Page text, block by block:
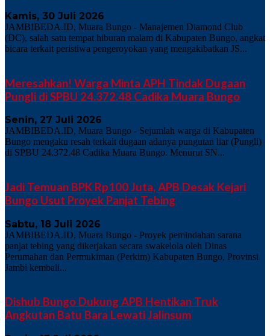
Kamis, 30 Juli 2026
JAMBIBEDA.ID, Muara Bungo - Manajemen Diamond Club
(DC), salah satu tempat hiburan malam di Kabupaten Bungo, angkat
bicara terkait peristiwa pengeroyokan yang mengakibatkan JS...
Meresahkan! Warga Minta APH Tindak Dugaan
Pungli di SPBU 24.372.48 Cadika Muara Bungo
Senin, 27 Juli 2026
JAMBIBEDA.ID, Muara Bungo - Sejumlah warga di Kabupaten
Bungo mengaku resah terkait dugaan adanya pungutan liar (Pungli)
di SPBU 24.372.48 Cadika Muara Bungo. Menurut SN...
Jadi Temuan BPK Rp100 Juta, APB Desak Kejari
Bungo Usut Proyek Panjat Tebing
Sabtu, 18 Juli 2026
JAMBIBEDA.ID, Muara Bungo - Proyek pemindahan sarana
panjat tebing yang dikerjakan secara swakelola oleh Dinas
Perumahan dan Permukiman (Perkim) Kabupaten Bungo, Provinsi
Jambi kembali...
Dishub Bungo Dukung APB Hentikan Truk
Angkutan Batu Bara Lewati Jalinsum